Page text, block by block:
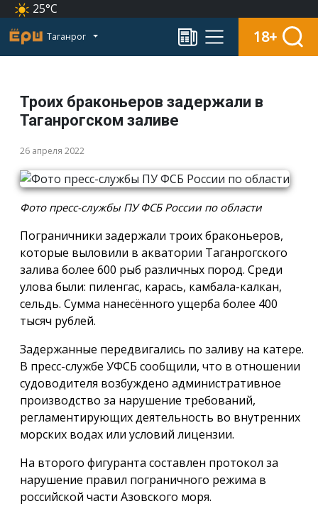
25°C
Таганрог 18+
Троих браконьеров задержали в
Таганрогском заливе
26 апреля 2022
Фото пресс-службы ПУ ФСБ России по области
Пограничники задержали троих браконьеров,
которые выловили в акватории Таганрогского
залива более 600 рыб различных пород. Среди
улова были: пиленгас, карась, камбала-калкан,
сельдь. Сумма нанесённого ущерба более 400
тысяч рублей.
Задержанные передвигались по заливу на катере.
В пресс-службе УФСБ сообщили, что в отношении
судоводителя возбуждено административное
производство за нарушение требований,
регламентирующих деятельность во внутренних
морских водах или условий лицензии.
На второго фигуранта составлен протокол за
нарушение правил пограничного режима в
российской части Азовского моря.